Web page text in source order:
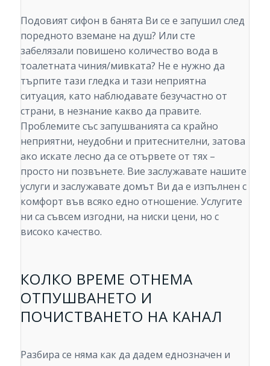
Подовият сифон в банята Ви се е запушил след
поредното вземане на душ? Или сте
забелязали повишено количество вода в
тоалетната чиния/мивката? Не е нужно да
търпите тази гледка и тази неприятна
ситуация, като наблюдавате безучастно от
страни, в незнание какво да правите.
Проблемите със запушванията са крайно
неприятни, неудобни и притеснителни, затова
ако искате лесно да се отървете от тях –
просто ни позвънете. Вие заслужавате нашите
услуги и заслужавате домът Ви да е изпълнен с
комфорт във всяко едно отношение. Услугите
ни са съвсем изгодни, на ниски цени, но с
високо качество.
КОЛКО ВРЕМЕ ОТНЕМА
ОТПУШВАНЕТО И
ПОЧИСТВАНЕТО НА КАНАЛ
Разбира се няма как да дадем еднозначен и